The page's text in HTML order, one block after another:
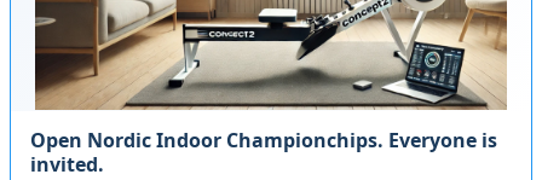
Open Nordic Indoor Championchips. Everyone is
invited.